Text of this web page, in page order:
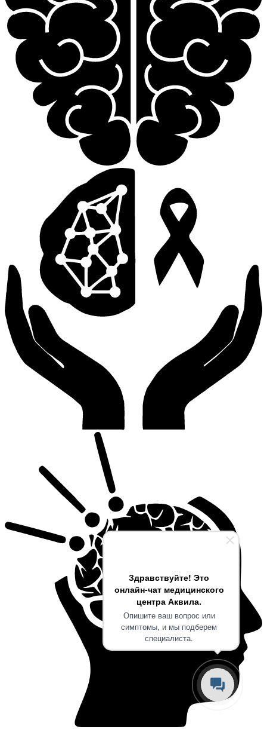
Здравствуйте! Это
онлайн-чат медицинского
центра Аквила.
Опишите ваш вопрос или
симптомы, и мы подберем
специалиста.